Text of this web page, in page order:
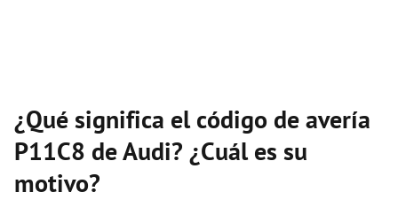
¿Qué significa el código de avería
P11C8 de Audi? ¿Cuál es su
motivo?